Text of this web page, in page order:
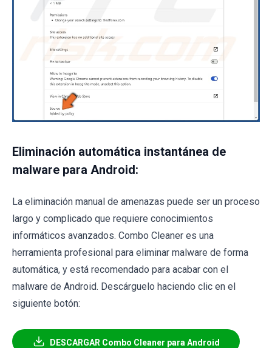
Eliminación automática instantánea de
malware para Android:
La eliminación manual de amenazas puede ser un proceso
largo y complicado que requiere conocimientos
informáticos avanzados. Combo Cleaner es una
herramienta profesional para eliminar malware de forma
automática, y está recomendado para acabar con el
malware de Android. Descárguelo haciendo clic en el
siguiente botón:
DESCARGAR Combo Cleaner para Android